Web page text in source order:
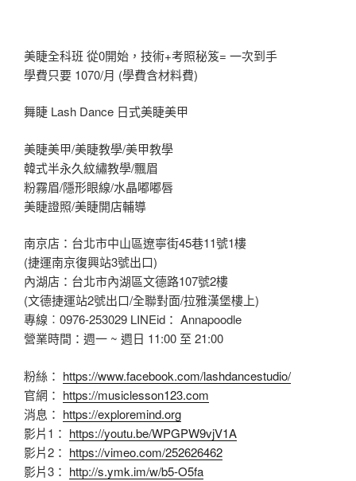
美睫全科班 從0開始，技術+考照秘笈= 一次到手
學費只要 1070/月 (學費含材料費)
舞睫 Lash Dance 日式美睫美甲
美睫美甲/美睫教學/美甲教學
韓式半永久紋繡教學/飄眉
粉霧眉/隱形眼線/水晶嘟嘟唇
美睫證照/美睫開店輔導
南京店：台北市中山區遼寧街45巷11號1樓
(捷運南京復興站3號出口)
內湖店：台北市內湖區文德路107號2樓
(文德捷運站2號出口/全聯對面/拉雅漢堡樓上)
專線︰0976-253029 LINEid： Annapoodle
營業時間：週一 ~ 週日 11:00 至 21:00
粉絲： https://www.facebook.com/lashdancestudio/
官網： https://musiclesson123.com
消息： https://exploremind.org
影片1： https://youtu.be/WPGPW9vjV1A
影片2： https://vimeo.com/252626462
影片3： http://s.ymk.im/w/b5-O5fa